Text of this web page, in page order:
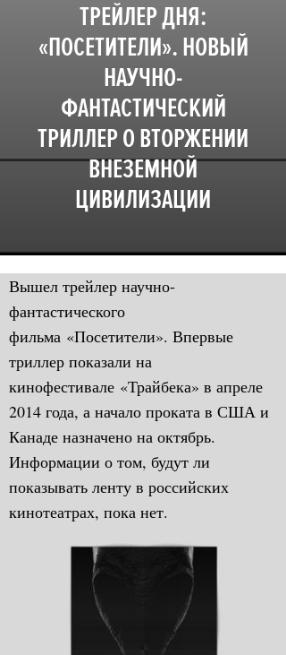
ТРЕЙЛЕР ДНЯ:
«ПОСЕТИТЕЛИ». НОВЫЙ
НАУЧНО-
ФАНТАСТИЧЕСКИЙ
ТРИЛЛЕР О ВТОРЖЕНИИ
ВНЕЗЕМНОЙ
ЦИВИЛИЗАЦИИ
Вышел трейлер научно-
фантастического
фильма «Посетители». Впервые
триллер показали на
кинофестивале «Трайбека» в апреле
2014 года, а начало проката в США и
Канаде назначено на октябрь.
Информации о том, будут ли
показывать ленту в российских
кинотеатрах, пока нет.